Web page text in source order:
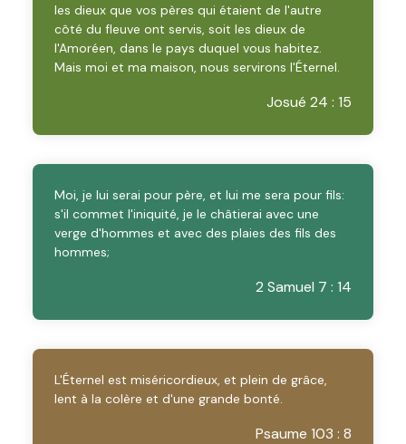
les dieux que vos pères qui étaient de l'autre
côté du fleuve ont servis, soit les dieux de
l'Amoréen, dans le pays duquel vous habitez.
Mais moi et ma maison, nous servirons l'Éternel.
Josué 24 : 15
Moi, je lui serai pour père, et lui me sera pour fils:
s'il commet l'iniquité, je le châtierai avec une
verge d'hommes et avec des plaies des fils des
hommes;
2 Samuel 7 : 14
L'Éternel est miséricordieux, et plein de grâce,
lent à la colère et d'une grande bonté.
Psaume 103 : 8